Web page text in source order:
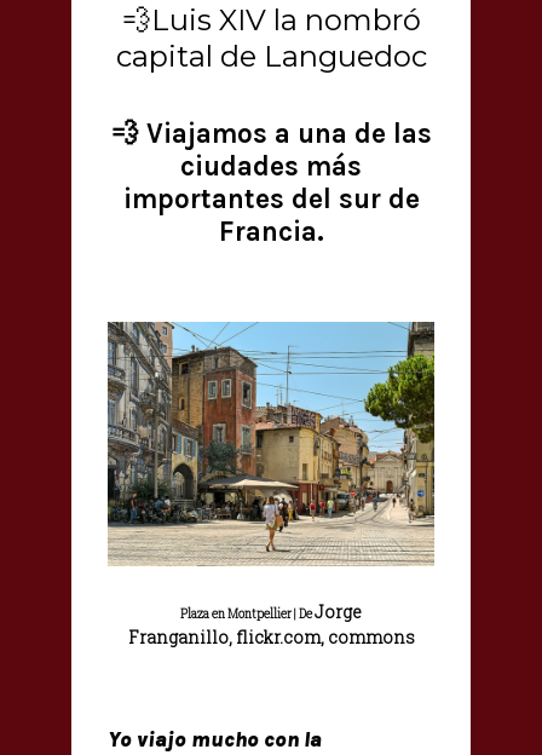
💨Luis XIV la nombró
capital de Languedoc
💨 Viajamos a una de las
ciudades más
importantes del sur de
Francia.
Plaza en Montpellier | DeJorge
Franganillo, flickr.com, commons
Yo viajo mucho con la